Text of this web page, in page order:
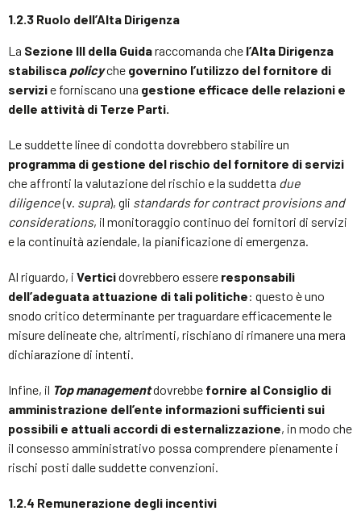
1.2.3 Ruolo dell’Alta Dirigenza
La Sezione III della Guidaraccomanda che l’Alta Dirigenza
stabilisca policyche governino l’utilizzo del fornitore di
servizie forniscano una gestione efficace delle relazioni e
delle attività di Terze Parti.
Le suddette linee di condotta dovrebbero stabilire un
programma di gestione del rischio del fornitore di servizi
che affronti la valutazione del rischio e la suddetta due
diligence(v. supra), gli standards for contract provisions and
considerations, il monitoraggio continuo dei fornitori di servizi
e la continuità aziendale, la pianificazione di emergenza.
Al riguardo, i Verticidovrebbero essere responsabili
dell’adeguata attuazione di tali politiche: questo è uno
snodo critico determinante per traguardare efficacemente le
misure delineate che, altrimenti, rischiano di rimanere una mera
dichiarazione di intenti.
Infine, il Top managementdovrebbe fornire al Consiglio di
amministrazione dell’ente informazioni sufficienti sui
possibili e attuali accordi di esternalizzazione, in modo che
il consesso amministrativo possa comprendere pienamente i
rischi posti dalle suddette convenzioni.
1.2.4 Remunerazione degli incentivi